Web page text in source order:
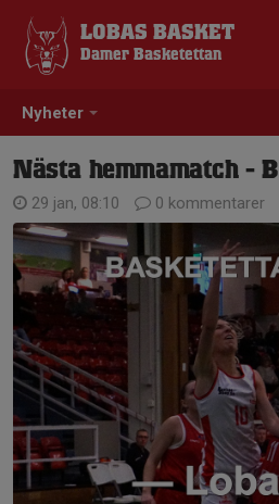
Nyheter
LOBAS BASKET
Damer Basketettan
Nästa hemmamatch -
29 jan, 08:10 0 kommentarer